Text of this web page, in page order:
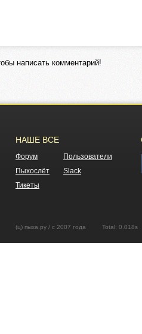
написать комментарий!
НАШЕ ВСЕ
Форум
Пользователи
Пыхослёт
Slack
Тикеты
(ц) пыха.ру / с 2007 года Total: